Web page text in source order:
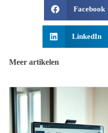
Facebook
LinkedIn
Meer artikelen